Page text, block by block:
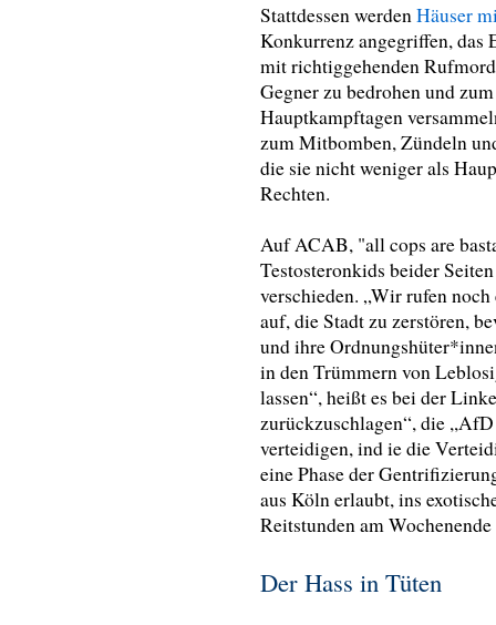
Stattdessen werden Häuser
Konkurrenz angegriffen, das
mit richtiggehenden
Gegner zu bedrohen und
Hauptkampftagen
zum Mitbomben, Zündeln
die sie nicht weniger als
Rechten.
Auf ACAB, "all cops are
Testosteronkids beider
verschieden. „Wir rufen
auf, die Stadt zu zerstören,
und ihre
in den Trümmern von
lassen“, heißt es bei der
zurückzuschlagen“, die
verteidigen, ind ie die
eine Phase der
aus Köln erlaubt, ins
Reitstunden am
Der Hass in Tüten